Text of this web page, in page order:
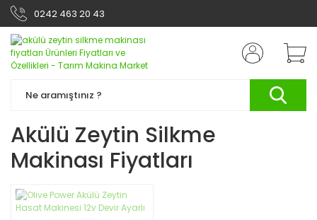
0242 463 20 43
Akülü Zeytin Silkme
Makinası Fiyatları